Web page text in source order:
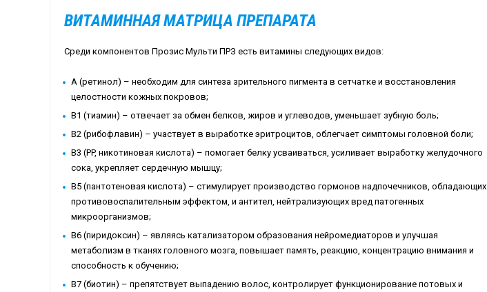
ВИТАМИННАЯ МАТРИЦА ПРЕПАРАТА
Среди компонентов Прозис Мульти ПРЗ есть витамины следующих видов:
A (ретинол) – необходим для синтеза зрительного пигмента в сетчатке и восстановления
целостности кожных покровов;
B1 (тиамин) – отвечает за обмен белков, жиров и углеводов, уменьшает зубную боль;
B2 (рибофлавин) – участвует в выработке эритроцитов, облегчает симптомы головной боли;
B3 (PP, никотиновая кислота) – помогает белку усваиваться, усиливает выработку желудочного
сока, укрепляет сердечную мышцу;
B5 (пантотеновая кислота) – стимулирует производство гормонов надпочечников, обладающих
противовоспалительным эффектом, и антител, нейтрализующих вред патогенных
микроорганизмов;
B6 (пиридоксин) – являясь катализатором образования нейромедиаторов и улучшая
метаболизм в тканях головного мозга, повышает память, реакцию, концентрацию внимания и
способность к обучению;
B7 (биотин) – препятствует выпадению волос, контролирует функционирование потовых и